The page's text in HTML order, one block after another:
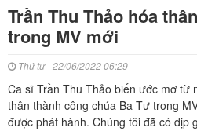
Trần Thu Thảo hóa
trong MV mới
Thứ tư - 22/06/2022 06:29
Ca sĩ Trần Thu Thảo biến ước mơ từ
thân thành công chúa Ba Tư trong
được phát hành. Chúng tôi đã có dịp